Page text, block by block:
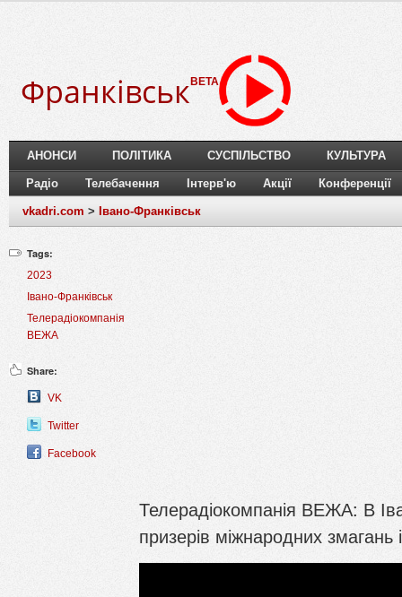
Франківськ BETA
АНОНСИ ПОЛІТИКА СУСПІЛЬСТВО КУЛЬТУРА
Радіо Телебачення Інтерв'ю Акції Конференції
vkadri.com > Івано-Франківськ
Tags:
2023
Івано-Франківськ
Телерадіокомпанія
ВЕЖА
Share:
VK
Twitter
Facebook
Телерадіокомпанія ВЕЖА: В
призерів міжнародних змагань